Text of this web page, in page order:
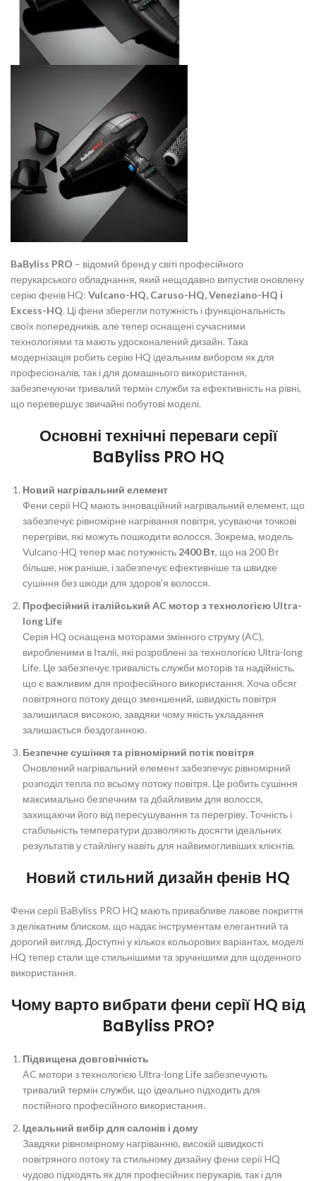
BaByliss PRO – відомий бренд у світі професійного
перукарського обладнання, який нещодавно випустив оновлену
серію фенів HQ: Vulcano-HQ, Caruso-HQ, Veneziano-HQ і
Excess-HQ. Ці фени зберегли потужність і функціональність
своїх попередників, але тепер оснащені сучасними
технологіями та мають удосконалений дизайн. Така
модернізація робить серію HQ ідеальним вибором як для
професіоналів, так і для домашнього використання,
забезпечуючи тривалий термін служби та ефективність на рівні,
що перевершує звичайні побутові моделі.
Основні технічні переваги серії
BaByliss PRO HQ
Новий нагрівальний елемент
Фени серії HQ мають інноваційний нагрівальний елемент, що
забезпечує рівномірне нагрівання повітря, усуваючи точкові
перегріви, які можуть пошкодити волосся. Зокрема, модель
Vulcano-HQ тепер має потужність 2400 Вт, що на 200 Вт
більше, ніж раніше, і забезпечує ефективніше та швидке
сушіння без шкоди для здоров’я волосся.
Професійний італійський AC мотор з технологією Ultra-
long Life
Серія HQ оснащена моторами змінного струму (AC),
виробленими в Італії, які розроблені за технологією Ultra-long
Life. Це забезпечує тривалість служби моторів та надійність,
що є важливим для професійного використання. Хоча обсяг
повітряного потоку дещо зменшений, швидкість повітря
залишилася високою, завдяки чому якість укладання
залишається бездоганною.
Безпечне сушіння та рівномірний потік повітря
Оновлений нагрівальний елемент забезпечує рівномірний
розподіл тепла по всьому потоку повітря. Це робить сушіння
максимально безпечним та дбайливим для волосся,
захищаючи його від пересушування та перегріву. Точність і
стабільність температури дозволяють досягти ідеальних
результатів у стайлінгу навіть для найвимогливіших клієнтів.
Новий стильний дизайн фенів HQ
Фени серії BaByliss PRO HQ мають привабливе лакове покриття
з делікатним блиском, що надає інструментам елегантний та
дорогий вигляд. Доступні у кількох кольорових варіантах, моделі
HQ тепер стали ще стильнішими та зручнішими для щоденного
використання.
Чому варто вибрати фени серії HQ від
BaByliss PRO?
Підвищена довговічність
AC мотори з технологією Ultra-long Life забезпечують
тривалий термін служби, що ідеально підходить для
постійного професійного використання.
Ідеальний вибір для салонів і дому
Завдяки рівномірному нагріванню, високій швидкості
повітряного потоку та стильному дизайну фени серії HQ
чудово підходять як для професійних перукарів, так і для